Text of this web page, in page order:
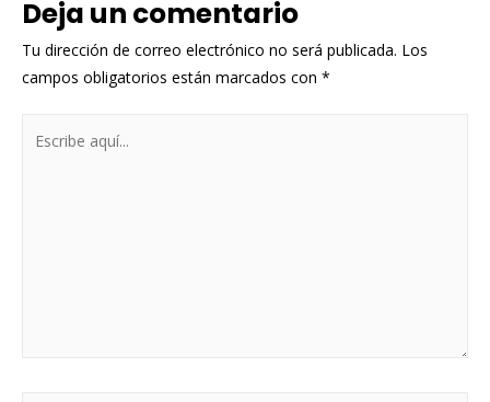
Deja un comentario
Tu dirección de correo electrónico no será publicada. Los
campos obligatorios están marcados con *
aquí...